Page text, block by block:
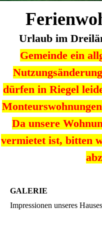
Urlaub im
Gemeinde ein
dürfen in Riegel
Da unsere
vermietet ist, bitten
GALERIE
Impressionen unseres